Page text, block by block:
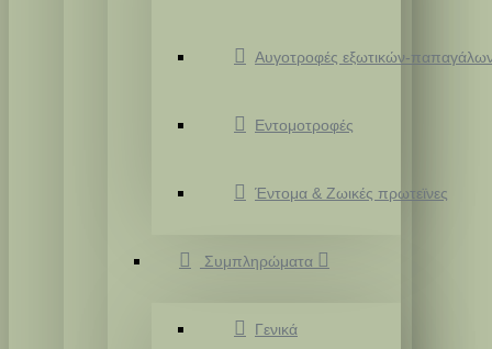
Αυγοτροφές εξωτικών-
Εντομοτροφές
Έντομα & Ζωικές πρωτεϊνες
Συμπληρώματα
Γενικά